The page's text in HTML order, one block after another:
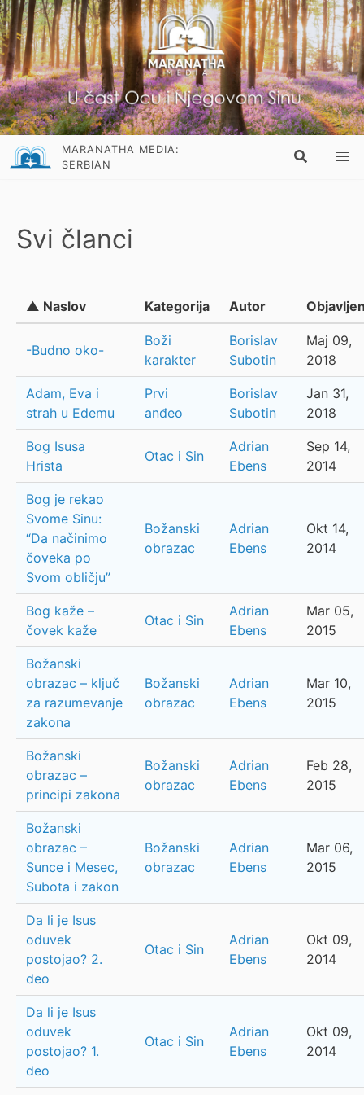
MARANATHA MEDIA:
SERBIAN
Svi članci
▲ Naslov Kategorija Autor
-Budno oko-
Boži
karakter
Borislav
Subotin
Maj 09,
2018
Adam, Eva i
strah u Edemu
Prvi
anđeo
Borislav
Subotin
Jan 31,
2018
Bog Isusa
Hrista
Otac i Sin
Adrian
Ebens
Sep 14,
2014
Bog je rekao
Svome Sinu:
“Da načinimo
čoveka po
Svom obličju”
Božanski
obrazac
Adrian
Ebens
Okt 14,
2014
Bog kaže –
čovek kaže
Otac i Sin
Adrian
Ebens
Mar 05,
2015
Božanski
obrazac – ključ
za razumevanje
zakona
Božanski
obrazac
Adrian
Ebens
Mar 10,
2015
Božanski
obrazac –
principi zakona
Božanski
obrazac
Adrian
Ebens
Feb 28,
2015
Božanski
obrazac –
Sunce i Mesec,
Subota i zakon
Božanski
obrazac
Adrian
Ebens
Mar 06,
2015
Da li je Isus
oduvek
postojao? 2.
deo
Otac i Sin
Adrian
Ebens
Okt 09,
2014
Da li je Isus
oduvek
postojao? 1.
deo
Otac i Sin
Adrian
Ebens
Okt 09,
2014